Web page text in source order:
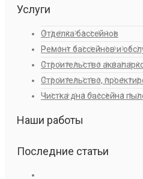
Услуги
Отделка бассейнов
Ремонт бассейнов и
Строительство
Строительство,
Чистка дна бассейна
Наши работы
Последние статьи